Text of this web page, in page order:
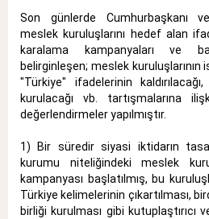
Son günlerde Cumhurbaşkanı
meslek kuruluşlarını hedef alan
karalama kampanyaları ve
belirginleşen; meslek kuruluşlarının
"Türkiye" ifadelerinin
kurulacağı vb. tartışmalarına
değerlendirmeler yapılmıştır.
1) Bir süredir siyasi iktidarın
kurumu niteliğindeki meslek
kampanyası başlatılmış, bu
Türkiye kelimelerinin çıkartılması,
birliği kurulması gibi kutuplaştırıcı